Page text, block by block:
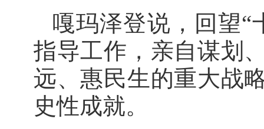
嘎玛泽登说，回望“
指导工作，亲自谋划
远、惠民生的重大战
史性成就。